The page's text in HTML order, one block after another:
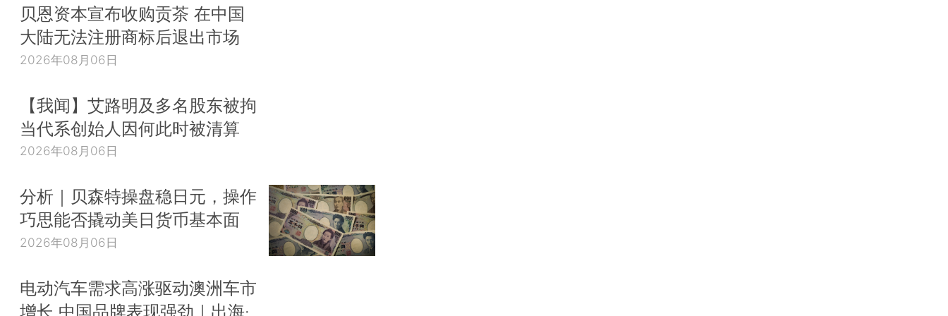
贝恩资本宣布收购贡茶 在中国
大陆无法注册商标后退出市场
2026年08月06日
【我闻】艾路明及多名股东被拘
当代系创始人因何此时被清算
2026年08月06日
分析｜贝森特操盘稳日元，操作
巧思能否撬动美日货币基本面
2026年08月06日
电动汽车需求高涨驱动澳洲车市
增长 中国品牌表现强劲｜出海·